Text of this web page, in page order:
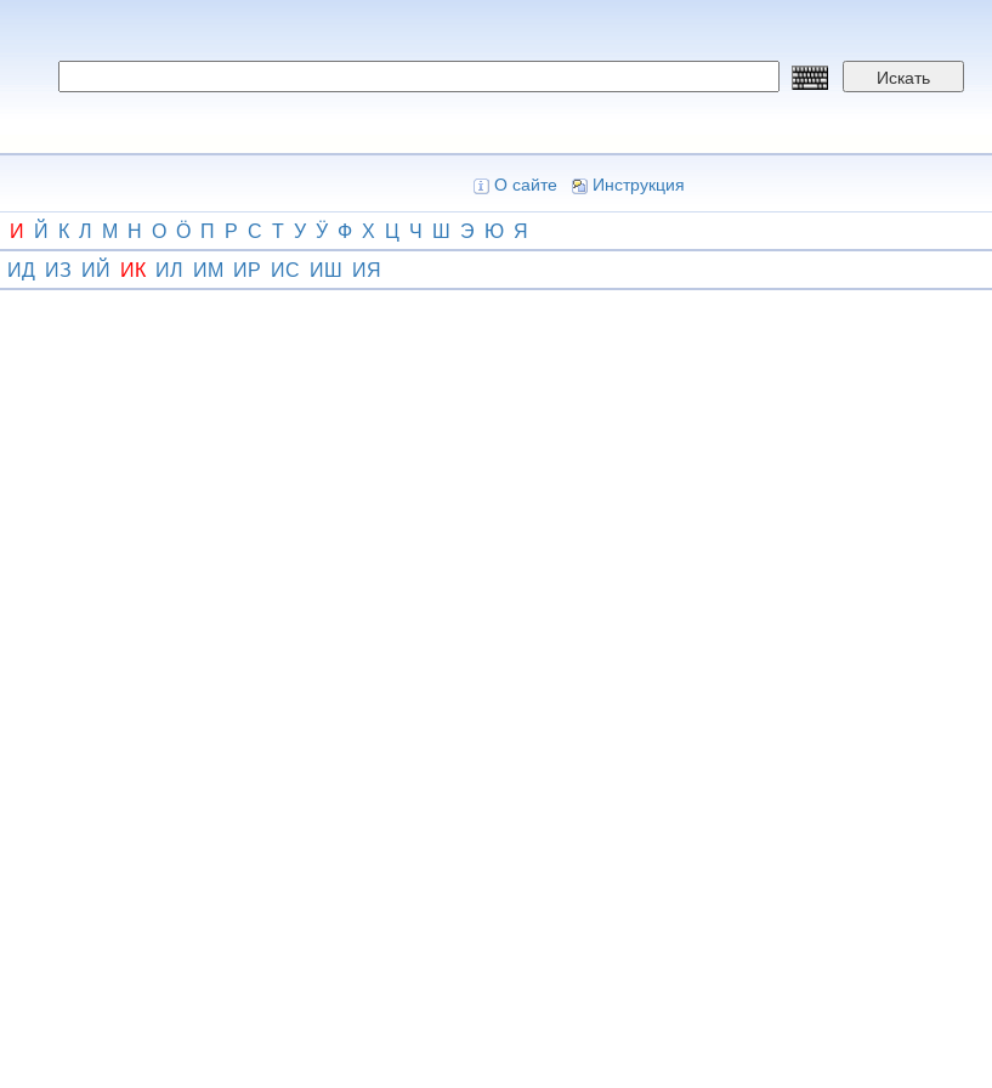
Искать
О сайте Инструкция
И Й К Л М Н О Ӧ П Р С Т У Ӱ Ф Х Ц Ч Ш Э Ю Я
ИД ИЗ ИЙ ИК ИЛ ИМ ИР ИС ИШ ИЯ